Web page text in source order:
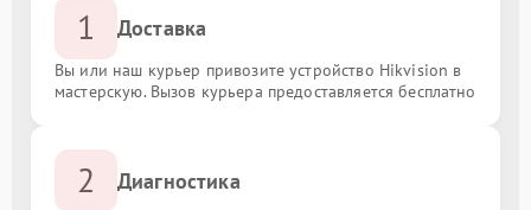
1 Доставка
Вы или наш курьер привозите устройство Hikvision в
мастерскую. Вызов курьера предоставляется бесплатно
2 Диагностика